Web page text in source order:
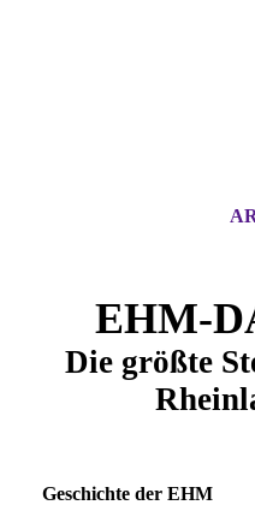
EHM-
Die größte
Geschichte der EHM